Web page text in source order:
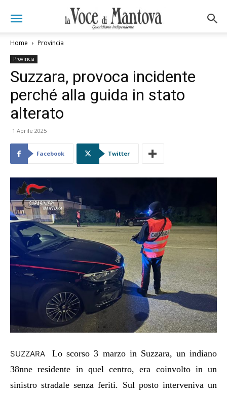
Home Provincia
Provincia
Suzzara, provoca incidente
perché alla guida in stato
alterato
1 Aprile 2025
Facebook Twitter
SUZZARALo scorso 3 marzo in Suzzara, un indiano
38nne residente in quel centro, era coinvolto in un
sinistro stradale senza feriti. Sul posto interveniva un